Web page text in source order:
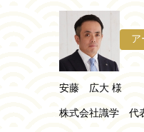
ア
安藤 広大 様
株式会社識学 代